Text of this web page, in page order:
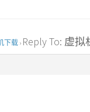
下载 › Reply To: 虚